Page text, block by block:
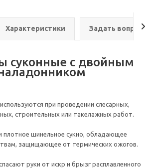
Характеристики Задать вопрос
суконные с двойным
при проведении слесарных,
строительных или такелажных работ.
плотное шинельное сукно, обладающее
защищающее от термических ожогов.
руки от искр и брызг расплавленного